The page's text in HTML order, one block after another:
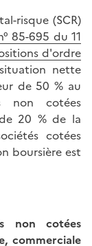
risque (SCR)
85-695 du 11
d'ordre
nette
de 50 % au
non cotées
20 % de la
cotées
boursière est
non cotées
commerciale